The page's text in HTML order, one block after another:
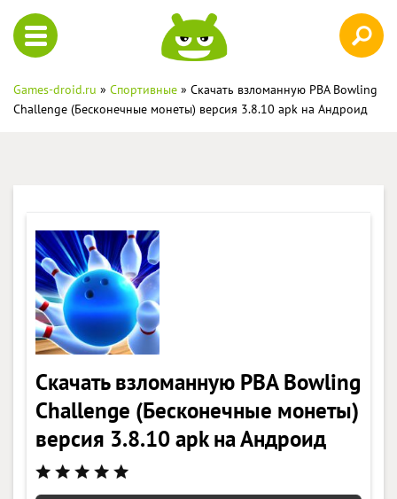
Games-droid.ru » Спортивные » Скачать взломанную PBA Bowling
Challenge (Бесконечные монеты) версия 3.8.10 apk на Андроид
Скачать взломанную PBA Bowling
Challenge (Бесконечные монеты)
версия 3.8.10 apk на Андроид